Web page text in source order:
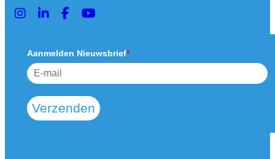
Aanmelden Nieuwsbrief*
Verzenden